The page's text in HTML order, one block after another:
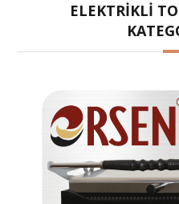
orsen
stokta yok
Fiyat Aralığı
ELEKTRIKLI